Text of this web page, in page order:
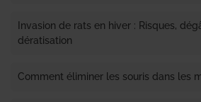
Invasion de rats en hiver : Risques,
dératisation
Comment éliminer les souris dans les